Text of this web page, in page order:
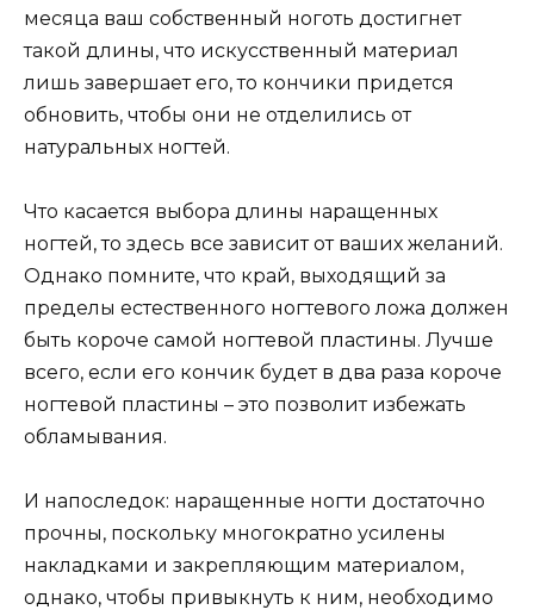
месяца ваш собственный ноготь достигнет
такой длины, что искусственный материал
лишь завершает его, то кончики придется
обновить, чтобы они не отделились от
натуральных ногтей.
Что касается выбора длины наращенных
ногтей, то здесь все зависит от ваших желаний.
Однако помните, что край, выходящий за
пределы естественного ногтевого ложа должен
быть короче самой ногтевой пластины. Лучше
всего, если его кончик будет в два раза короче
ногтевой пластины – это позволит избежать
обламывания.
И напоследок: наращенные ногти достаточно
прочны, поскольку многократно усилены
накладками и закрепляющим материалом,
однако, чтобы привыкнуть к ним, необходимо